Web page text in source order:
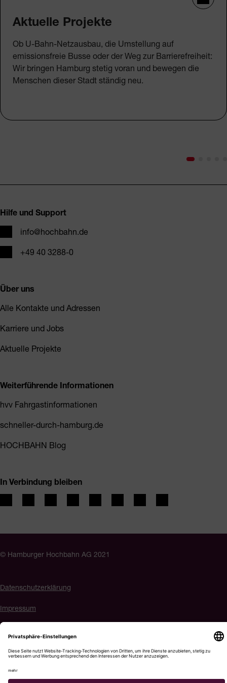
Aktuelle Projekte
Ob U-Bahn-Netzausbau, die Umstellung auf
emissionsfreie Busse oder der Weg zur Barrierefreiheit:
Wir bringen Hamburg stetig voran und bewegen die
Menschen dieser Stadt ständig neu.
Hilfe und Support
E-Mailinfo@hochbahn.de
Telefon+49 40 3288-0
Über uns
Alle Kontakte und Adressen
Karriere und Jobs
Aktuelle Projekte
Weiterführende Informationen
hvv Fahrgastinformationen
schneller-durch-hamburg.de
HOCHBAHN Blog
In Verbindung bleiben
© Hamburger Hochbahn AG 2021
Datenschutzerklärung
Impressum
Cookie-Einstellungen